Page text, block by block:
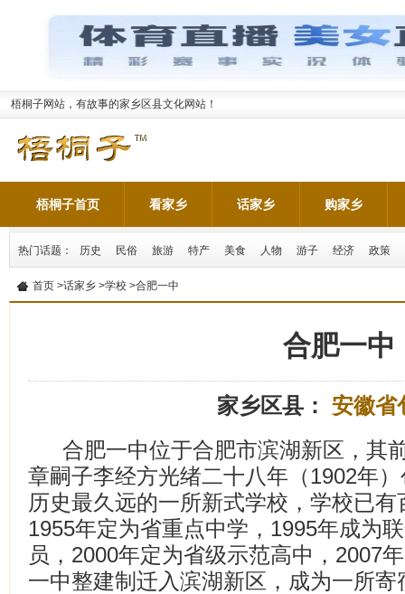
梧桐子网站，有故事的家乡区县文化网站！
梧桐子首页 看家乡 话家乡 购家乡
热门话题： 历史 民俗 旅游 特产 美食 人物 游子 经济 政策
首页 >话家乡 >学校 >合肥一中
合肥一中
家乡区县： 安徽省
合肥一中位于合肥市滨湖新区，其
章嗣子李经方光绪二十八年（1902年
历史最久远的一所新式学校，学校已有
1955年定为省重点中学，1995年成为
员，2000年定为省级示范高中，2007
一中整建制迁入滨湖新区，成为一所寄